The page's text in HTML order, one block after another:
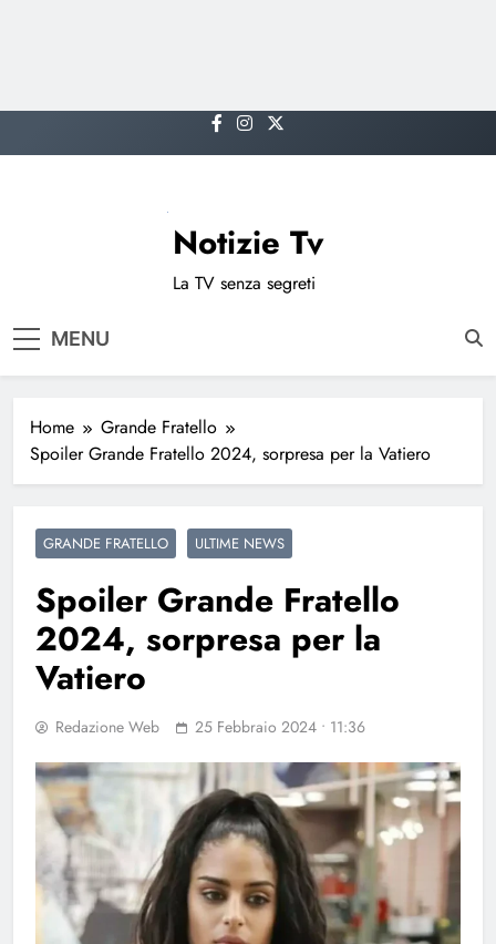
to
Notizie Tv
La TV senza segreti
MENU
Home
Grande Fratello
Spoiler Grande Fratello 2024, sorpresa per la Vatiero
GRANDE FRATELLO ULTIME NEWS
Spoiler Grande Fratello
2024, sorpresa per la
Vatiero
Redazione Web 25 Febbraio 2024 • 11:36